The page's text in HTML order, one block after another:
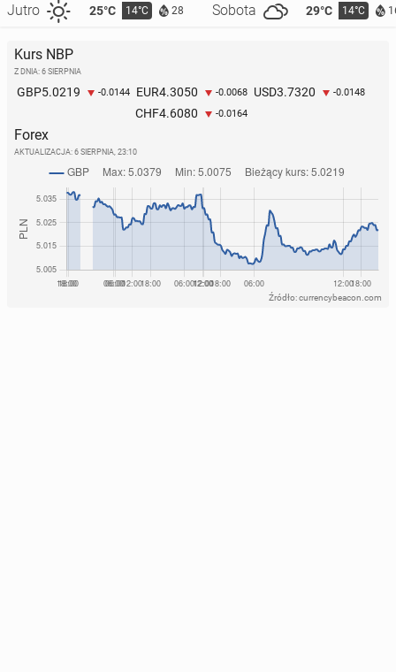
Jutro 25°C 14°C 28 Sobota 29°C 14°C
Kurs NBP
Z DNIA: 6 SIERPNIA
GBP5.0219 -0.0144 EUR4.3050 -0.0068 USD3.7320 -0.0148
CHF4.6080 -0.0164
Forex
AKTUALIZACJA: 6 SIERPNIA, 23:10
Źródło: currencybeacon.com